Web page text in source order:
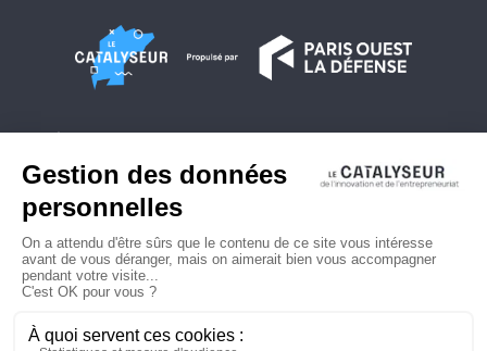
Conditions générales d'utilisation
Contactez-nous
Politique de confidentialité
Plan du site
© 2026 Copyright - Le Catalyseur